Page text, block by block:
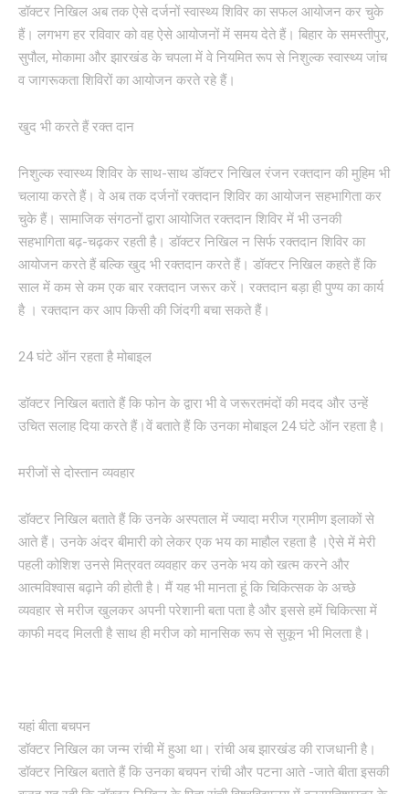
डॉक्टर निखिल अब तक ऐसे दर्जनों स्वास्थ्य शिविर का सफल आयोजन कर चुके
हैं। लगभग हर रविवार को वह ऐसे आयोजनों में समय देते हैं। बिहार के समस्तीपुर,
सुपौल, मोकामा और झारखंड के चपला में वे नियमित रूप से निशुल्क स्वास्थ्य जांच
व जागरूकता शिविरों का आयोजन करते रहे हैं।
खुद भी करते हैं रक्त दान
निशुल्क स्वास्थ्य शिविर के साथ-साथ डॉक्टर निखिल रंजन रक्तदान की मुहिम भी
चलाया करते हैं। वे अब तक दर्जनों रक्तदान शिविर का आयोजन सहभागिता कर
चुके हैं। सामाजिक संगठनों द्वारा आयोजित रक्तदान शिविर में भी उनकी
सहभागिता बढ़-चढ़कर रहती है। डॉक्टर निखिल न सिर्फ रक्तदान शिविर का
आयोजन करते हैं बल्कि खुद भी रक्तदान करते हैं। डॉक्टर निखिल कहते हैं कि
साल में कम से कम एक बार रक्तदान जरूर करें। रक्तदान बड़ा ही पुण्य का कार्य
है । रक्तदान कर आप किसी की जिंदगी बचा सकते हैं।
24 घंटे ऑन रहता है मोबाइल
डॉक्टर निखिल बताते हैं कि फोन के द्वारा भी वे जरूरतमंदों की मदद और उन्हें
उचित सलाह दिया करते हैं।वें बताते हैं कि उनका मोबाइल 24 घंटे ऑन रहता है।
मरीजों से दोस्तान व्यवहार
डॉक्टर निखिल बताते हैं कि उनके अस्पताल में ज्यादा मरीज ग्रामीण इलाकों से
आते हैं। उनके अंदर बीमारी को लेकर एक भय का माहौल रहता है ।ऐसे में मेरी
पहली कोशिश उनसे मित्रवत व्यवहार कर उनके भय को खत्म करने और
आत्मविश्वास बढ़ाने की होती है। मैं यह भी मानता हूं कि चिकित्सक के अच्छे
व्यवहार से मरीज खुलकर अपनी परेशानी बता पता है और इससे हमें चिकित्सा में
काफी मदद मिलती है साथ ही मरीज को मानसिक रूप से सुकून भी मिलता है।
यहां बीता बचपन
डॉक्टर निखिल का जन्म रांची में हुआ था। रांची अब झारखंड की राजधानी है।
डॉक्टर निखिल बताते हैं कि उनका बचपन रांची और पटना आते -जाते बीता इसकी